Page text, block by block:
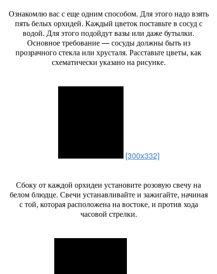
Ознакомлю вас с еще одним способом. Для этого надо взять
пять белых орхидей. Каждый цветок поставьте в сосуд с
водой. Для этого подойдут вазы или даже бутылки.
Основное требование — сосуды должны быть из
прозрачного стекла или хрусталя. Расставьте цветы, как
схематически указано на рисунке.
[300x332]
Сбоку от каждой орхидеи установите розовую свечу на
белом блюдце. Свечи устанавливайте и зажигайте, начиная
с той, которая расположена на востоке, и против хода
часовой стрелки.